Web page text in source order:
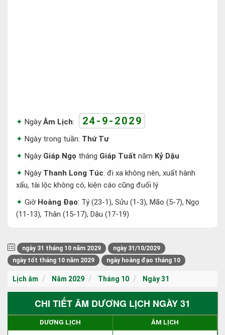
NgàyÂm Lịch: 24-9-2029
Ngày trong tuần: Thứ Tư
Ngày Giáp Ngọ tháng Giáp Tuất năm Kỷ Dậu
Ngày Thanh Long Túc: đi xa không nên, xuất hành
xấu, tài lộc không có, kiện cáo cũng đuối lý
Giờ Hoàng Đạo: Tý (23-1), Sửu (1-3), Mão (5-7), Ngọ
(11-13), Thân (15-17), Dậu (17-19)
ngày 31 tháng 10 năm 2029
ngày 31/10/2029
ngày tốt tháng 10 năm 2029
ngày hoàng đạo tháng 10
Lịch âm Năm 2029 Tháng 10 Ngày 31
CHI TIẾT ÂM DƯƠNG LỊCH NGÀY 31
DƯƠNG LỊCH ÂM LỊCH